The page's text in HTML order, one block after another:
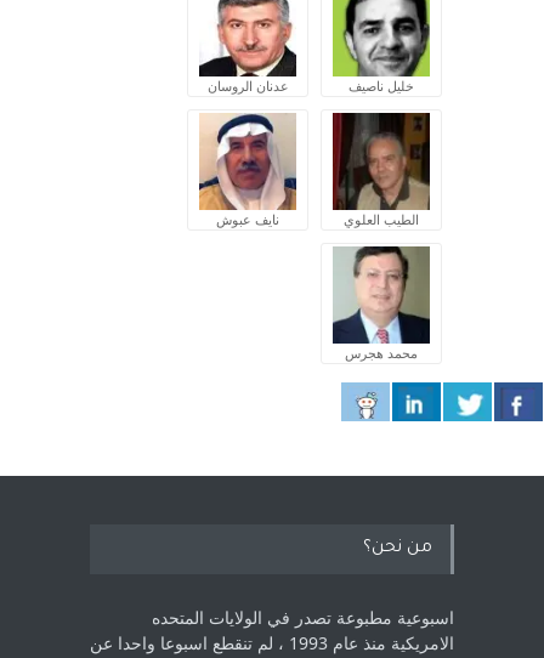
خليل ناصيف عدنان الروسان
الطيب العلوي نايف عبوش
محمد هجرس
من نحن؟
اسبوعية مطبوعة تصدر في الولايات المتحده
الامريكية منذ عام 1993 ، لم ‏تنقطع اسبوعا واحدا عن